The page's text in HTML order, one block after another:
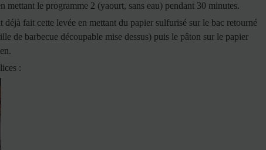
mettant le programme 2 (yaourt, sans eau) pendant 30 minutes.
déjà fait cette levée en mettant du papier sulfurisé sur le bac retourné
de barbecue découpable mise dessus) puis le pâton sur le papier
: